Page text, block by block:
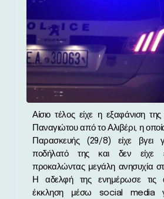
Αίσιο τέλος είχε η εξαφάνιση της 32χρονης Σοφίας
Παναγιώτου από το Αλιβέρι, η
Παρασκευής (29/8) είχε βγει
ποδήλατό της και δεν είχε
προκαλώντας μεγάλη ανησυχία
Η αδελφή της ενημέρωσε τις
έκκληση μέσω social media